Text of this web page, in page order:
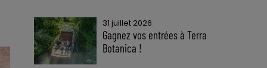
31 juillet 2026
Gagnez vos entrées à Terra
Botanica !